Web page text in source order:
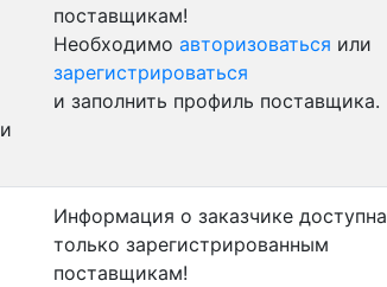
и
поставщикам!
Необходимо авторизоваться или
зарегистрироваться
и заполнить профиль поставщика.
Информация о заказчике доступна
только зарегистрированным
поставщикам!